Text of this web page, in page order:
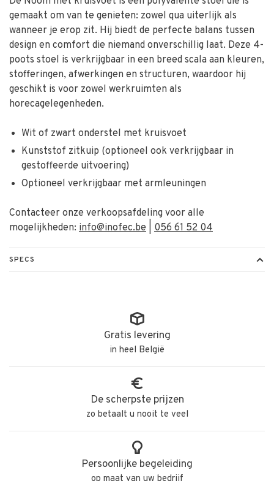
gemaakt om van te genieten: zowel qua uiterlijk als
wanneer je erop zit. Hij biedt de perfecte balans tussen
design en comfort die niemand onverschillig laat. Deze 4-
poots stoel is verkrijgbaar in een breed scala aan kleuren,
stofferingen, afwerkingen en structuren, waardoor hij
geschikt is voor zowel werkruimten als
horecagelegenheden.
Wit of zwart onderstel met kruisvoet
Kunststof zitkuip (optioneel ook verkrijgbaar in
gestoffeerde uitvoering)
Optioneel verkrijgbaar met armleuningen
Contacteer onze verkoopsafdeling voor alle
mogelijkheden: info@inofec.be 056 61 52 04
SPECS
Gratis levering
in heel België
De scherpste prijzen
zo betaalt u nooit te veel
Persoonlijke begeleiding